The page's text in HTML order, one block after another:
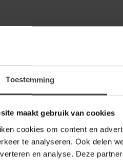
Toestemming
maakt gebruik van cookies
cookies om content en
te analyseren. Ook delen
en analyse. Deze